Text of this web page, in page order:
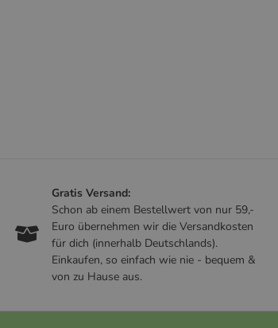
Gratis Versand:
Schon ab einem Bestellwert von nur 59,-
Euro übernehmen wir die Versandkosten
für dich (innerhalb Deutschlands).
Einkaufen, so einfach wie nie - bequem &
von zu Hause aus.